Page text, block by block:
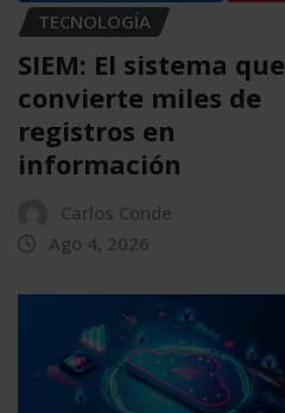
TECNOLOGÍA
SIEM: El sistema que
convierte miles de
registros en
información
Carlos Conde
Ago 4, 2026